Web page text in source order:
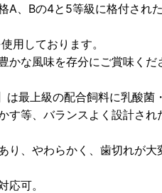
A、Bの4と5等級に格付され
用しております。
な風味を存分にご賞味くだ
は最上級の配合飼料に乳酸菌
す等、バランスよく設計さ
り、やわらかく、歯切れが大
応可。